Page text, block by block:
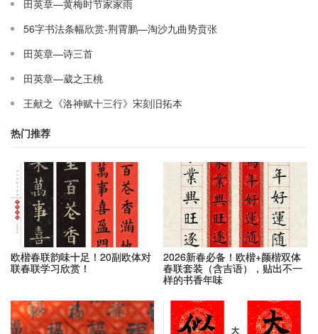
田英章—黄梅时节家家雨
56字书法条幅欣赏-荆霄鹏—淘沙九曲势贲张
田英章—诗三首
田英章—葳之王桃
王献之《洛神赋十三行》宋刻旧拓本
热门推荐
欧楷春联韵味十足！20副欧体对
联春联学习欣赏！
2026新春必备！欧楷+颜楷双体
春联套装（含吉语），贴出不一
样的书香年味